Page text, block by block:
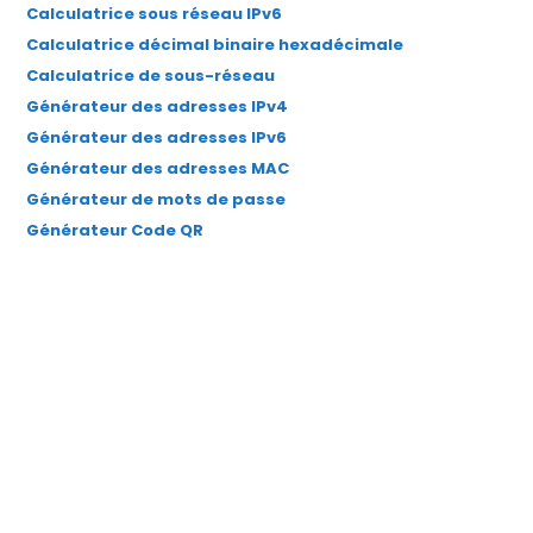
onglet onglet onglet onglet
Calculatrice sous réseau IPv6
Calculatrice décimal binaire hexadécimale
Calculatrice de sous-réseau
Générateur des adresses IPv4
Générateur des adresses IPv6
Générateur des adresses MAC
Générateur de mots de passe
Générateur Code QR